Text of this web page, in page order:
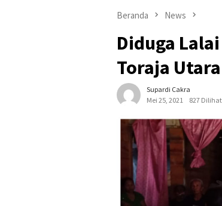
Beranda News
Diduga
Toraja
Supardi Cakra
Mei 25, 2021
827 Dilihat